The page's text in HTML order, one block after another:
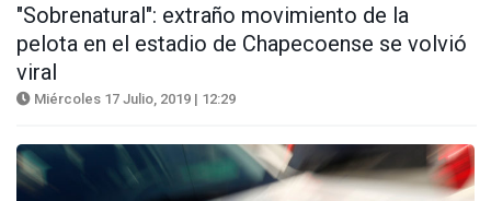
"Sobrenatural": extraño movimiento de la
pelota en el estadio de Chapecoense se volvió
viral
Miércoles 17 Julio, 2019 | 12:29